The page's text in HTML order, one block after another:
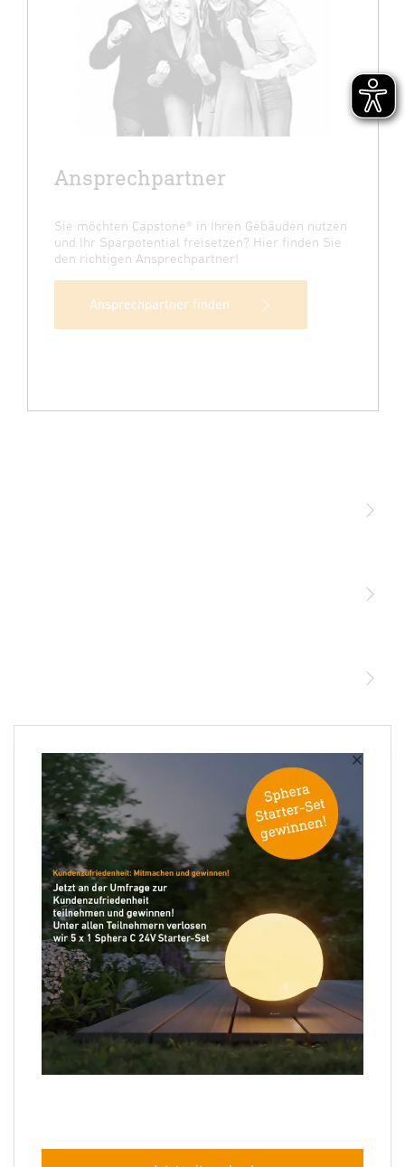
×
Ansprechpartner
Sie möchten Capstone® in Ihren Gebäuden nutzen
und Ihr Sparpotential freisetzen? Hier finden Sie
den richtigen Ansprechpartner!
Ansprechpartner finden
Ihre E-Mail Adresse
Folgen Sie uns
Sprachauswahl